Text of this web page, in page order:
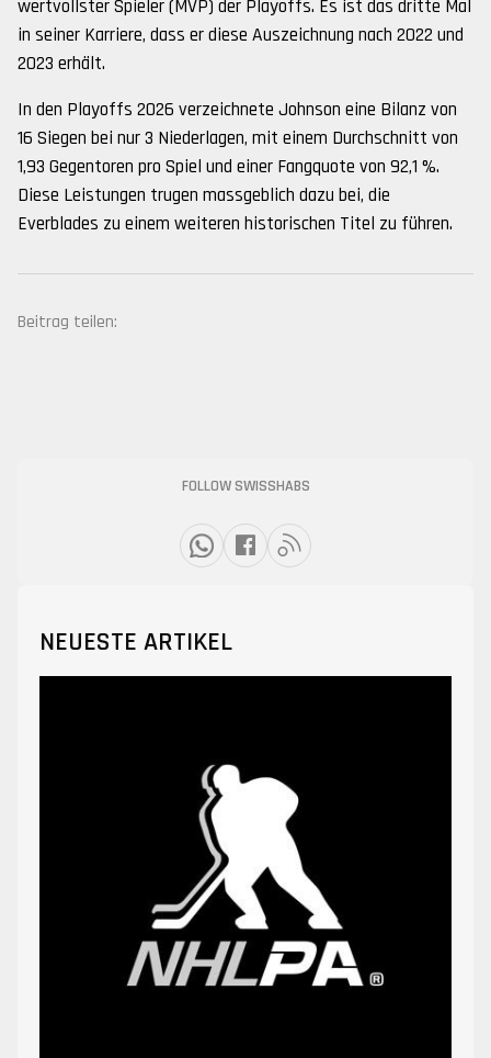
wertvollster Spieler (MVP) der Playoffs. Es ist das dritte Mal
in seiner Karriere, dass er diese Auszeichnung nach 2022 und
2023 erhält.
In den Playoffs 2026 verzeichnete Johnson eine Bilanz von
16 Siegen bei nur 3 Niederlagen, mit einem Durchschnitt von
1,93 Gegentoren pro Spiel und einer Fangquote von 92,1 %.
Diese Leistungen trugen massgeblich dazu bei, die
Everblades zu einem weiteren historischen Titel zu führen.
Beitrag teilen:
FOLLOW SWISSHABS
NEUESTE ARTIKEL